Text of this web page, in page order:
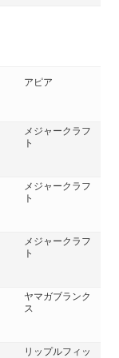
アピア
メジャークラフ
ト
メジャークラフ
ト
メジャークラフ
ト
ヤマガブランク
ス
リップルフィッ